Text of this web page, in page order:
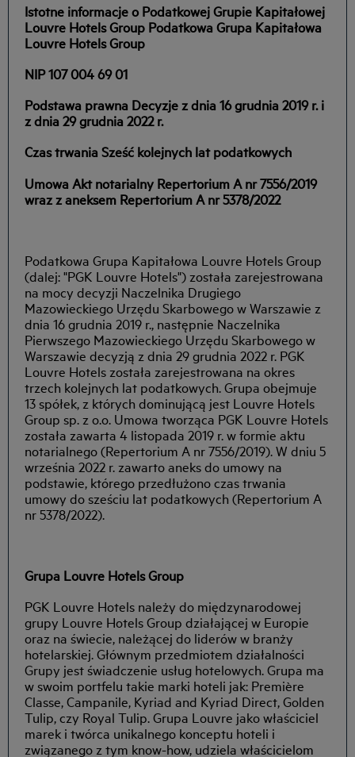
Istotne informacje o Podatkowej Grupie Kapitałowej
Louvre Hotels Group Podatkowa Grupa Kapitałowa
Louvre Hotels Group
NIP 107 004 69 01
Podstawa prawna Decyzje z dnia 16 grudnia 2019 r. i
z dnia 29 grudnia 2022 r.
Czas trwania Sześć kolejnych lat podatkowych
Umowa Akt notarialny Repertorium A nr 7556/2019
wraz z aneksem Repertorium A nr 5378/2022
Podatkowa Grupa Kapitałowa Louvre Hotels Group
(dalej: "PGK Louvre Hotels") została zarejestrowana
na mocy decyzji Naczelnika Drugiego
Mazowieckiego Urzędu Skarbowego w Warszawie z
dnia 16 grudnia 2019 r., następnie Naczelnika
Pierwszego Mazowieckiego Urzędu Skarbowego w
Warszawie decyzją z dnia 29 grudnia 2022 r. PGK
Louvre Hotels została zarejestrowana na okres
trzech kolejnych lat podatkowych. Grupa obejmuje
13 spółek, z których dominującą jest Louvre Hotels
Group sp. z o.o. Umowa tworząca PGK Louvre Hotels
została zawarta 4 listopada 2019 r. w formie aktu
notarialnego (Repertorium A nr 7556/2019). W dniu 5
września 2022 r. zawarto aneks do umowy na
podstawie, którego przedłużono czas trwania
umowy do sześciu lat podatkowych (Repertorium A
nr 5378/2022).
Grupa Louvre Hotels Group
PGK Louvre Hotels należy do międzynarodowej
grupy Louvre Hotels Group działającej w Europie
oraz na świecie, należącej do liderów w branży
hotelarskiej. Głównym przedmiotem działalności
Grupy jest świadczenie usług hotelowych. Grupa ma
w swoim portfelu takie marki hoteli jak: Première
Classe, Campanile, Kyriad and Kyriad Direct, Golden
Tulip, czy Royal Tulip. Grupa Louvre jako właściciel
marek i twórca unikalnego konceptu hoteli i
związanego z tym know-how, udziela właścicielom